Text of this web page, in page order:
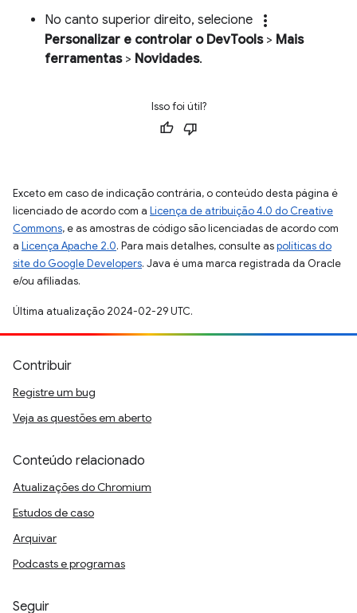
No canto superior direito, selecione
more_vert
Personalizar e controlar o DevTools> Mais
ferramentas> Novidades.
Isso foi útil?
Exceto em caso de indicação contrária, o conteúdo desta página é
licenciado de acordo com a Licença de atribuição 4.0 do Creative
Commons, e as amostras de código são licenciadas de acordo com
a Licença Apache 2.0. Para mais detalhes, consulte aspolíticas do
site do Google Developers. Java é uma marca registrada da Oracle
e/ou afiliadas.
Última atualização 2024-02-29 UTC.
Contribuir
Registre um bug
Veja as questões em aberto
Conteúdo relacionado
Atualizações do Chromium
Estudos de caso
Arquivar
Podcasts e programas
Seguir